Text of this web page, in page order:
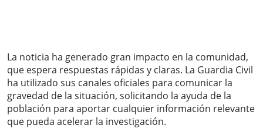
La noticia ha generado gran impacto en la comunidad,
que espera respuestas rápidas y claras. La Guardia Civil
ha utilizado sus canales oficiales para comunicar la
gravedad de la situación, solicitando la ayuda de la
población para aportar cualquier información relevante
que pueda acelerar la investigación.